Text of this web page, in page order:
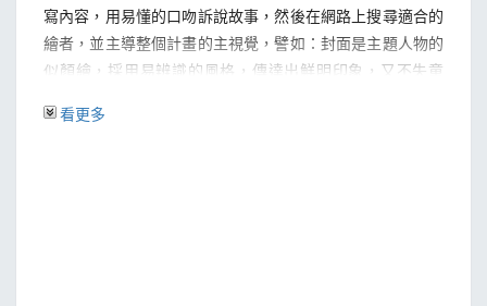
寫內容，用易懂的口吻訴說故事，然後在網路上搜尋適合的
繪者，並主導整個計畫的主視覺，譬如：封面是主題人物的
似顏繪，採用易辨識的風格，傳達出鮮明印象，又不失童
看更多